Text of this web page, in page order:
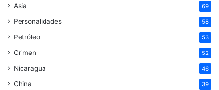
Asia 69
Personalidades 58
Petróleo 53
Crimen 52
Nicaragua 46
China 39